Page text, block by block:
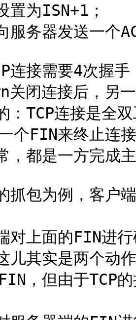
置为ISN+1；
务器发送一个
连接需要4次握
闭连接后，另
：TCP连接是全
个FIN来终止连
，都是一方完成
包为例，客户
上面的FIN进
儿其实是两个动
，但由于TCP